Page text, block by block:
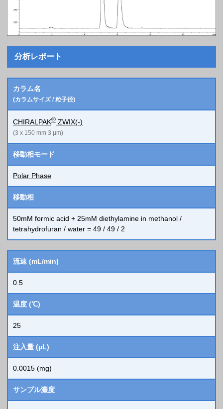
分析レポート
カラム名
(カラムサイズ / 粒子径)
CHIRALPAK® ZWIX(-)
(3 x 150 mm 3 µm)
移動相モード
Polar Phase
移動相
50mM formic acid + 25mM diethylamine in methanol /
tetrahydrofuran / water = 49 / 49 / 2
流速 (mL/min)
0.5
温度 (℃)
25
注入量 (µL)
0.0015 (mg)
サンプル濃度